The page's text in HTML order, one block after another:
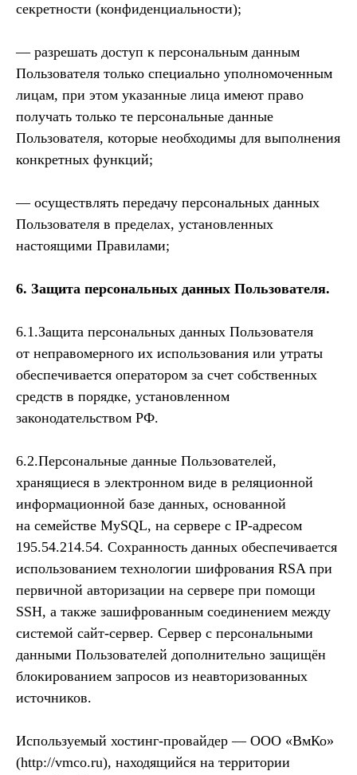
секретности (конфиденциальности);
— разрешать доступ к персональным данным
Пользователя только специально уполномоченным
лицам, при этом указанные лица имеют право
получать только те персональные данные
Пользователя, которые необходимы для выполнения
конкретных функций;
— осуществлять передачу персональных данных
Пользователя в пределах, установленных
настоящими Правилами;
6. Защита персональных данных Пользователя.
6.1.Защита персональных данных Пользователя
от неправомерного их использования или утраты
обеспечивается оператором за счет собственных
средств в порядке, установленном
законодательством РФ.
6.2.Персональные данные Пользователей,
хранящиеся в электронном виде в реляционной
информационной базе данных, основанной
на семействе MySQL, на сервере с IP-адресом
195.54.214.54. Сохранность данных обеспечивается
использованием технологии шифрования RSA при
первичной авторизации на сервере при помощи
SSH, а также зашифрованным соединением между
системой сайт-сервер. Сервер с персональными
данными Пользователей дополнительно защищён
блокированием запросов из неавторизованных
источников.
Используемый хостинг-провайдер — ООО «ВмКо»
(http://vmco.ru), находящийся на территории